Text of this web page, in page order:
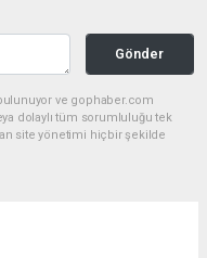
Gönder
ve gophaber.com
dolaylı tüm sorumluluğu tek
site yönetimi hiçbir şekilde